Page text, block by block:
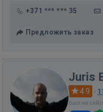
+371 *** *** 35
Предложить заказ
Juris
4.9 ·
Был на